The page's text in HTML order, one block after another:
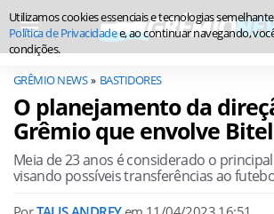
GRÊMIO NEWS BASTIDORES
O planejamento da
Grêmio que envolve
Meia de 23 anos é considerado o
visando possíveis transferências ao
Utilizamos cookies essenciais e tecnologias
Política de Privacidadee, ao continuar navegando,
condições.